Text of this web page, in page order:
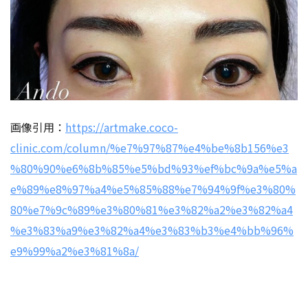
画像引用： https://artmake.coco-
clinic.com/column/%e7%97%87%e4%be%8b156%e3
%80%90%e6%8b%85%e5%bd%93%ef%bc%9a%e5%a
e%89%e8%97%a4%e5%85%88%e7%94%9f%e3%80%
80%e7%9c%89%e3%80%81%e3%82%a2%e3%82%a4
%e3%83%a9%e3%82%a4%e3%83%b3%e4%bb%96%
e9%99%a2%e3%81%8a/